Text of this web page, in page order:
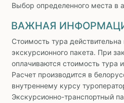
Выбор определенного места в
ВАЖНАЯ
Стоимость тура
экскурсионного пакета. При
оплачиваются стоимость тура
Расчет производится в
внутреннему курсу
Экскурсионно-транспортный